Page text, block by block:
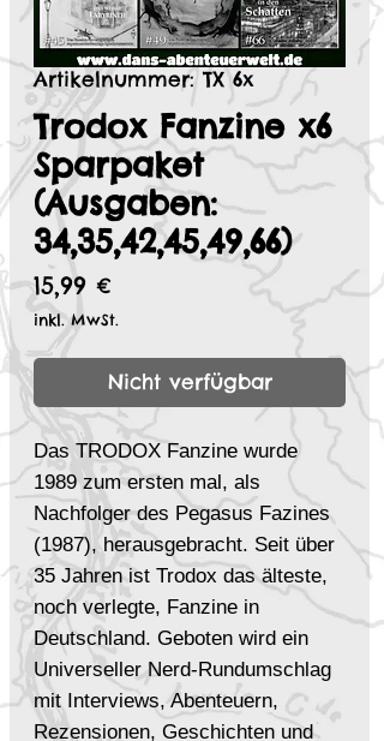
Artikelnummer: TX 6x
Trodox Fanzine x6
Sparpaket
(Ausgaben:
34,35,42,45,49,66)
15,99 €
inkl. MwSt.
Nicht verfügbar
Das TRODOX Fanzine wurde
1989 zum ersten mal, als
Nachfolger des Pegasus Fazines
(1987), herausgebracht. Seit über
35 Jahren ist Trodox das älteste,
noch verlegte, Fanzine in
Deutschland. Geboten wird ein
Universeller Nerd-Rundumschlag
mit Interviews, Abenteuern,
Rezensionen, Geschichten und